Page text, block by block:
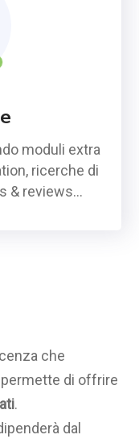
moduli extra
ricerche di
& reviews…
che
di offrire
.
dal